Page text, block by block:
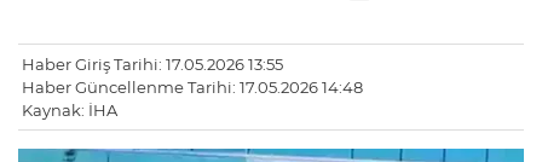
Haber Giriş Tarihi: 17.05.2026 13:55
Haber Güncellenme Tarihi: 17.05.2026 14:48
Kaynak: İHA